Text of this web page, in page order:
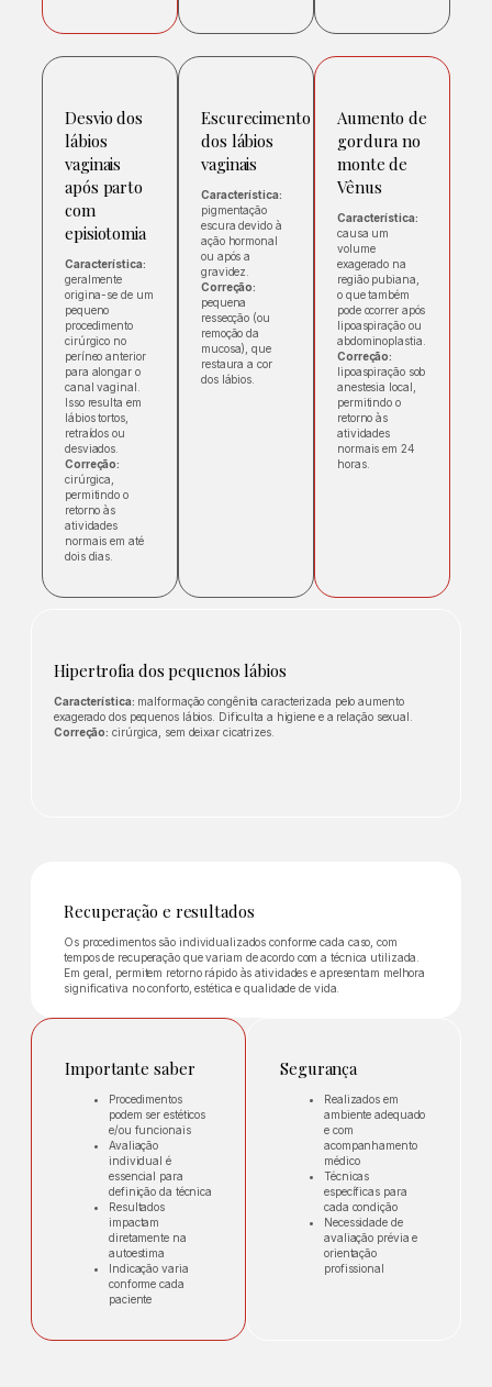
Aumento de
gordura no
monte de
Vênus
Característica:
causa um
volume
exagerado na
região pubiana,
o que também
pode ocorrer após
lipoaspiração ou
abdominoplastia.
Correção:
lipoaspiração sob
anestesia local,
permitindo o
retorno às
atividades
normais em 24
horas.
Desvio dos
lábios
vaginais
após parto
com
episiotomia
Característica:
geralmente
origina-se de um
pequeno
procedimento
cirúrgico no
períneo anterior
para alongar o
canal vaginal.
Isso resulta em
lábios tortos,
retraídos ou
desviados.
Correção:
cirúrgica,
permitindo o
retorno às
atividades
normais em até
dois dias.
Escurecimento
dos lábios
vaginais
Característica:
pigmentação
escura devido à
ação hormonal
ou após a
gravidez.
Correção:
pequena
ressecção (ou
remoção da
mucosa), que
restaura a cor
dos lábios.
Hipertrofia dos pequenos lábios
Característica: malformação congênita caracterizada pelo aumento
exagerado dos pequenos lábios. Dificulta a higiene e a relação sexual.
Correção: cirúrgica, sem deixar cicatrizes.
Recuperação e resultados
Os procedimentos são individualizados conforme cada caso, com
tempos de recuperação que variam de acordo com a técnica utilizada.
Em geral, permitem retorno rápido às atividades e apresentam melhora
significativa no conforto, estética e qualidade de vida.
Importante saber
Procedimentos
podem ser estéticos
e/ou funcionais
Avaliação
individual é
essencial para
definição da técnica
Resultados
impactam
diretamente na
autoestima
Indicação varia
conforme cada
paciente
Segurança
Realizados em
ambiente adequado
e com
acompanhamento
médico
Técnicas
específicas para
cada condição
Necessidade de
avaliação prévia e
orientação
profissional